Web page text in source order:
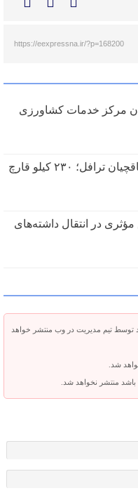
https://eexpressna.ir/?p=168200
مرکز خدمات کشاورزی
ضربه پلیس کلاله به قاچاقچیان ترافل؛ ۲۳۰ کیلو قارچ
در انتقال داشته‌های
توسط تیم مدیریت در وب منتشر خواهد
شد.
باشد منتشر نخواهد شد.